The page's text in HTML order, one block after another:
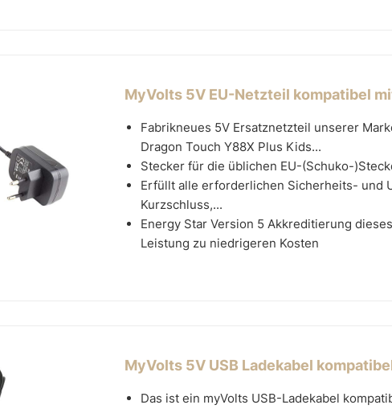
MyVolts 5V EU-Netzteil kompatibel
Fabrikneues 5V Ersatznetzteil unserer
Dragon Touch Y88X Plus Kids...
Stecker für die üblichen EU-(Schuko-
Erfüllt alle erforderlichen Sicherheits- und
Kurzschluss,...
Energy Star Version 5 Akkreditierung
Leistung zu niedrigeren Kosten
MyVolts 5V USB Ladekabel
Das ist ein myVolts USB-Ladekabel